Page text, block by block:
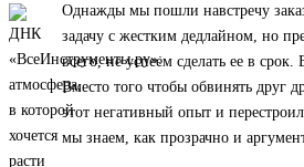
Однажды мы пошли навстречу
задачу с жестким дедлайном, но
всего, не успеем сделать ее в
Вместо того чтобы обвинять друг
этот негативный опыт и
мы знаем, как прозрачно и